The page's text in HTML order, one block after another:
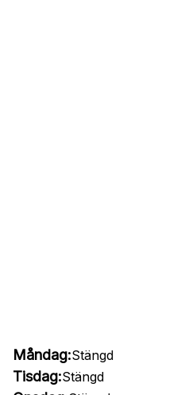
Måndag:Stängd
Tisdag:Stängd